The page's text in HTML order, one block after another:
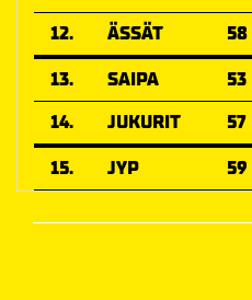
12.
ÄSSÄT 58
13.
SAIPA 53
14.
JUKURIT 57
15.
JYP 59